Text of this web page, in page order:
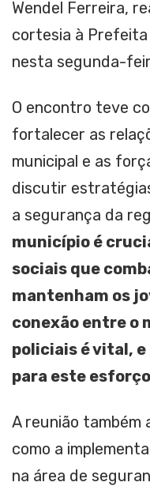
Wendel Ferreira,
cortesia à Prefeita
nesta segunda-
O encontro teve
fortalecer as
municipal e as
discutir
a segurança da
município é
sociais que
mantenham os
conexão entre o
policiais é vital,
para este
A reunião
como a
na área de